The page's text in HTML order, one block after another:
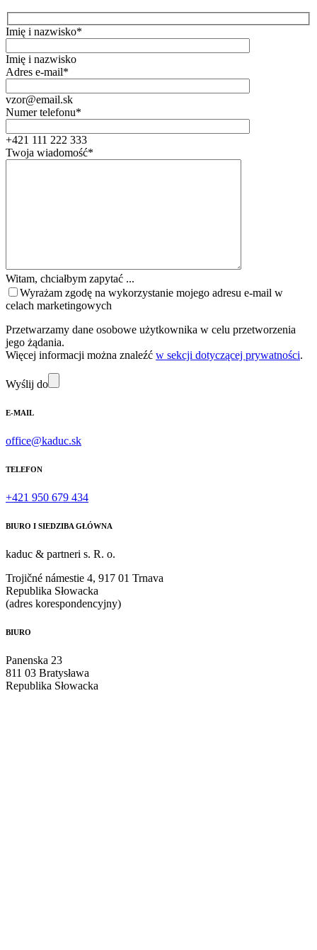
Imię i nazwisko*
Imię i nazwisko
Adres e-mail*
vzor@email.sk
Numer telefonu*
+421 111 222 333
Twoja wiadomość*
Witam, chciałbym zapytać ...
Wyrażam zgodę na wykorzystanie mojego adresu e-mail w
celach marketingowych
Przetwarzamy dane osobowe użytkownika w celu przetworzenia
jego żądania.
Więcej informacji można znaleźć w sekcji dotyczącej prywatności.
Wyślij do
E-MAIL
office@kaduc.sk
TELEFON
+421 950 679 434
BIURO I SIEDZIBA GŁÓWNA
kaduc & partneri s. R. o.
Trojičné námestie 4, 917 01 Trnava
Republika Słowacka
(adres korespondencyjny)
BIURO
Panenska 23
811 03 Bratysława
Republika Słowacka